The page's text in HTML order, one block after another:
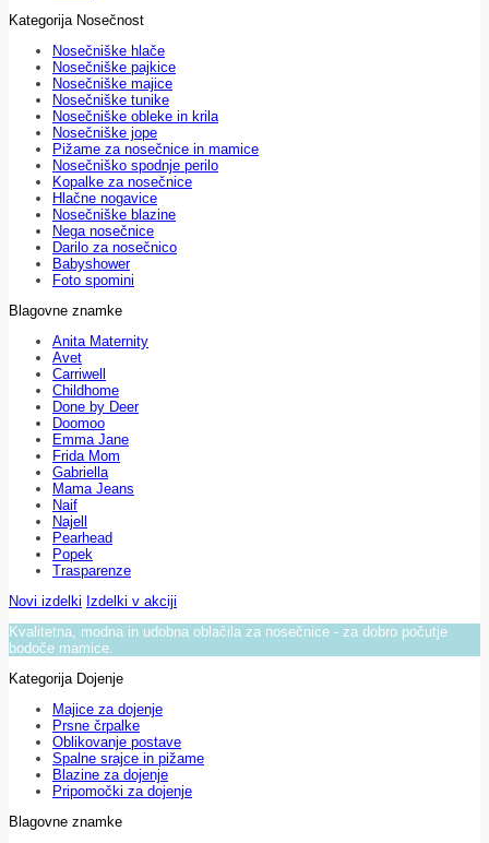
Kategorija Nosečnost
Nosečniške hlače
Nosečniške pajkice
Nosečniške majice
Nosečniške tunike
Nosečniške obleke in krila
Nosečniške jope
Pižame za nosečnice in mamice
Nosečniško spodnje perilo
Kopalke za nosečnice
Hlačne nogavice
Nosečniške blazine
Nega nosečnice
Darilo za nosečnico
Babyshower
Foto spomini
Blagovne znamke
Anita Maternity
Avet
Carriwell
Childhome
Done by Deer
Doomoo
Emma Jane
Frida Mom
Gabriella
Mama Jeans
Naif
Najell
Pearhead
Popek
Trasparenze
Novi izdelki Izdelki v akciji
Kvalitetna, modna in udobna oblačila za nosečnice - za dobro počutje
bodoče mamice.
Kategorija Dojenje
Majice za dojenje
Prsne črpalke
Oblikovanje postave
Spalne srajce in pižame
Blazine za dojenje
Pripomočki za dojenje
Blagovne znamke